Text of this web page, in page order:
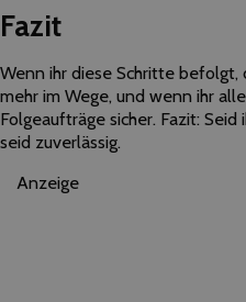
Fazit
Wenn ihr diese Schritte befolgt,
mehr im Wege, und wenn ihr
Folgeaufträge sicher. Fazit:
seid zuverlässig.
Anzeige